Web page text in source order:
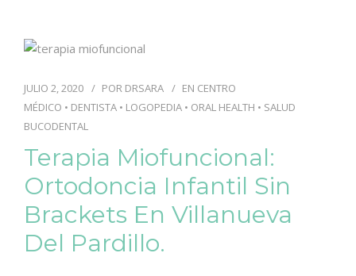
JULIO 2, 2020 POR DRSARA EN CENTRO
MÉDICO • DENTISTA • LOGOPEDIA • ORAL HEALTH • SALUD
BUCODENTAL
Terapia Miofuncional:
Ortodoncia Infantil Sin
Brackets En Villanueva
Del Pardillo.